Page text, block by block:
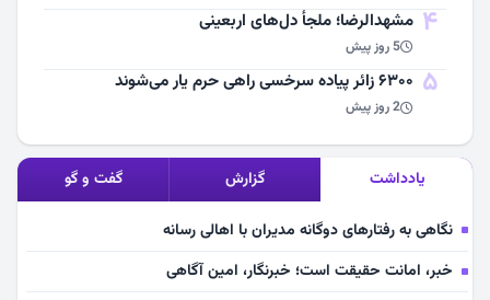
4 مشهد‌الرضا؛ ملجأ دل‌های اربعینی
5 روز پیش
5 ۶۳۰۰ زائر پیاده سرخسی راهی حرم یار می‌شوند
2 روز پیش
یادداشت گزارش گفت و گو
نگاهی به رفتارهای دوگانه مدیران با اهالی رسانه
خبر، امانت حقیقت است؛ خبرنگار، امین آگاهی